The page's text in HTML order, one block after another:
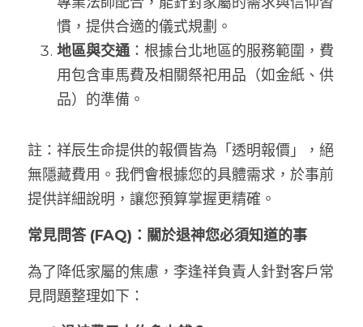
慣，提供合適的儀式規劃。
地區與交通：根據台北地區的服務範圍，費
用包含車馬費及相關祭祀用品（如金紙、供
品）的準備。
註：祥辰生命提供的報價皆為「透明報價」，絕
無隱藏費用。我們會根據您的具體需求，於事前
提供詳細說明，讓您預算掌握更精確。
常見問答 (FAQ)：關於退神您必須知道的事
為了降低家屬的焦慮，李逢祥負責人針對客戶常
見問題整理如下：